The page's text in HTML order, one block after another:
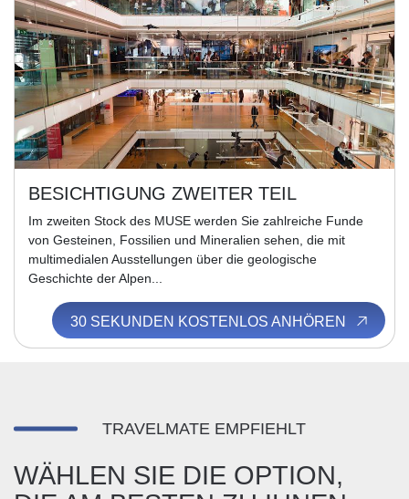
BESICHTIGUNG ZWEITER TEIL
Im zweiten Stock des MUSE werden Sie zahlreiche Funde
von Gesteinen, Fossilien und Mineralien sehen, die mit
multimedialen Ausstellungen über die geologische
Geschichte der Alpen...
30 SEKUNDEN KOSTENLOS ANHÖREN
TRAVELMATE EMPFIEHLT
WÄHLEN SIE DIE OPTION,